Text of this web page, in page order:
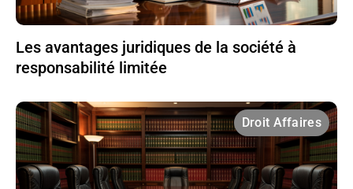
Les avantages juridiques de la société à
responsabilité limitée
Droit Affaires